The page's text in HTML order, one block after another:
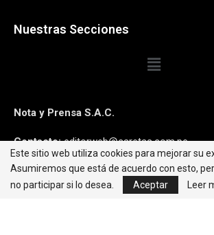
Nuestras Secciones
Nota y Prensa S.A.C.
Contacto:editorweb@caretas.com.pe
Síguenos:
Este sitio web utiliza cookies para mejorar su
Asumiremos que está de acuerdo con esto,
no participar si lo desea.
Aceptar Leer